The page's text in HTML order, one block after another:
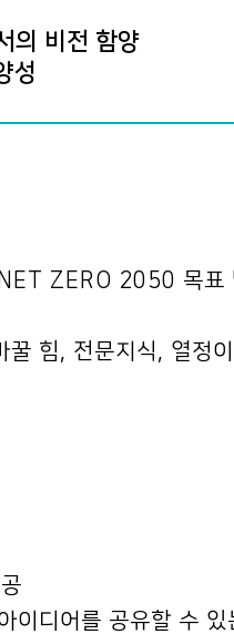
의 비전 함양
성
ZERO 2050 목표
힘, 전문지식, 열정
이디어를 공유할 수